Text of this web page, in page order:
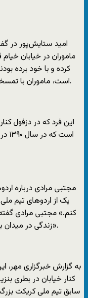
امید ستایش‌پور در
ماموران در خیابان
کرده و با خود برده
است، ماموران با تمسخر گفته‌اند مدال که برایت نان و آب نمی‌شود.
این فرد که در دزفول
مجتبی مرادی درباره
یک از اردوهای تیم
کنم.» مجتبی مرادی
زندگی در میدان بار فروشان دزفول سمبوسه فروشی می‌کنیم».
به گزارش خبرگزاری
کنار خیابان در بطری
سابق تیم ملی کریکت